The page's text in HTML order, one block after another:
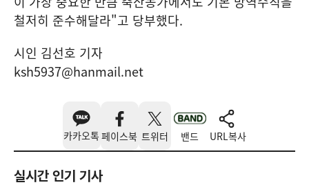
철저히 준수해달라"고 당부했다.
시인 김선호 기자
ksh5937@hanmail.net
카카오톡 페이스북 트위터 밴드 URL복사
실시간 인기 기사